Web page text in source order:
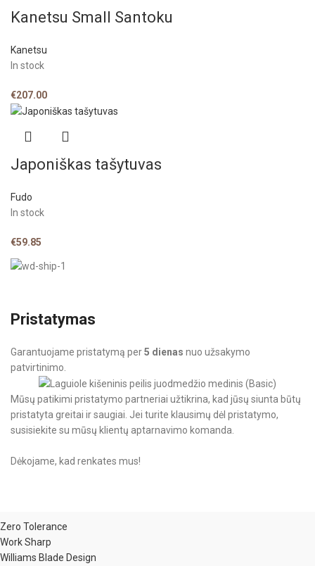
Kanetsu Small Santoku
Kanetsu
In stock
€207.00
Japoniškas tašytuvas
Fudo
In stock
€59.85
Pristatymas
Garantuojame pristatymą per5 dienas nuo užsakymo
patvirtinimo.
Mūsų patikimi pristatymo partneriai užtikrina, kad jūsų siunta būtų
pristatyta greitai ir saugiai. Jei turite klausimų dėl pristatymo,
susisiekite su mūsų klientų aptarnavimo komanda.
Dėkojame, kad renkates mus!
Zero Tolerance
Work Sharp
Williams Blade Design